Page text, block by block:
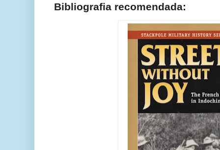
Bibliografia recomendada: